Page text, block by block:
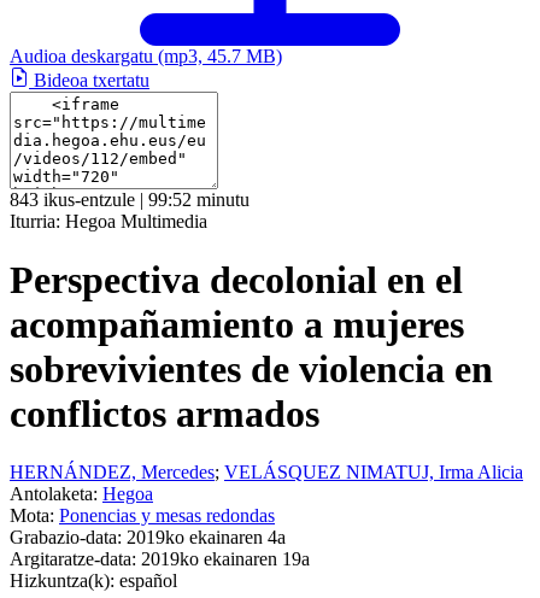
Audioa deskargatu (mp3, 45.7 MB)
Bideoa txertatu
843 ikus-entzule | 99:52 minutu
Iturria: Hegoa Multimedia
Perspectiva decolonial en el
acompañamiento a mujeres
sobrevivientes de violencia en
conflictos armados
HERNÁNDEZ, Mercedes; VELÁSQUEZ NIMATUJ, Irma Alicia
Antolaketa: Hegoa
Mota: Ponencias y mesas redondas
Grabazio-data: 2019ko ekainaren 4a
Argitaratze-data: 2019ko ekainaren 19a
Hizkuntza(k): español